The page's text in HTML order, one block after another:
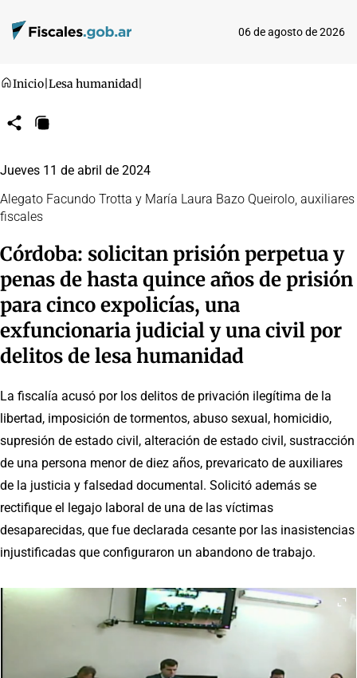
06 de agosto de 2026
Inicio Lesa humanidad
CompartirCopiar
Jueves 11 de abril de 2024
Alegato Facundo Trotta y María Laura Bazo Queirolo, auxiliares
fiscales
Córdoba: solicitan prisión perpetua y
penas de hasta quince años de prisión
para cinco expolicías, una
exfuncionaria judicial y una civil por
delitos de lesa humanidad
La fiscalía acusó por los delitos de privación ilegítima de la
libertad, imposición de tormentos, abuso sexual, homicidio,
supresión de estado civil, alteración de estado civil, sustracción
de una persona menor de diez años, prevaricato de auxiliares
de la justicia y falsedad documental. Solicitó además se
rectifique el legajo laboral de una de las víctimas
desaparecidas, que fue declarada cesante por las inasistencias
injustificadas que configuraron un abandono de trabajo.